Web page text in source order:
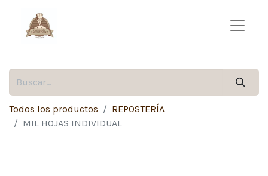
Todos los productos
REPOSTERÍA
MIL HOJAS INDIVIDUAL